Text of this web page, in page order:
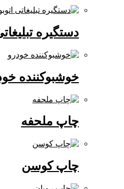
دستگیره تبلیغاتی اتوبوس
خوشبوکننده خودرو
چاپ ملحفه
چاپ کوسن